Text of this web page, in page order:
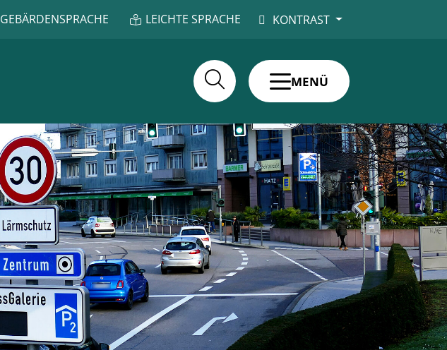
GEBÄRDENSPRACHE LEICHTE SPRACHE KONTRAST
MENÜ